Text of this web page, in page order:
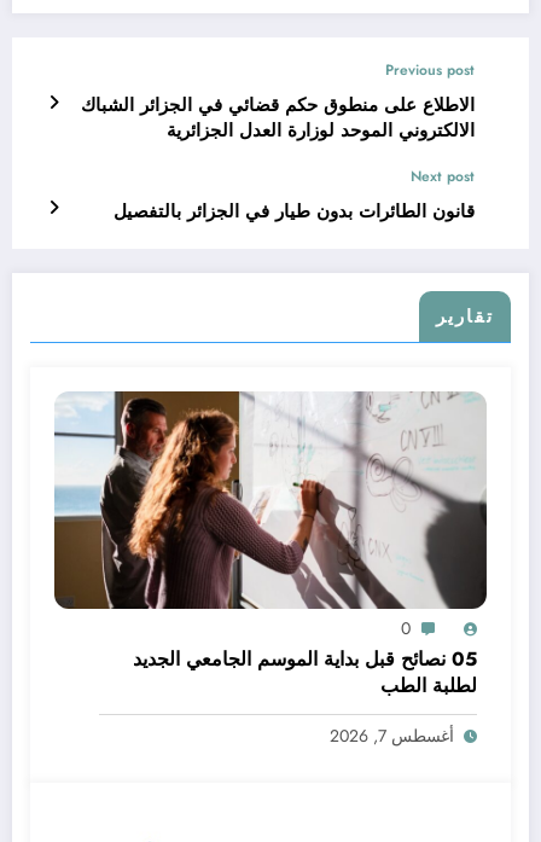
Previous post
الاطلاع على منطوق حكم قضائي في الجزائر الشباك
الالكتروني الموحد لوزارة العدل الجزائرية
Next post
قانون الطائرات بدون طيار في الجزائر بالتفصيل
تقارير
0
05 نصائح قبل بداية الموسم الجامعي الجديد
لطلبة الطب
أغسطس 7, 2026